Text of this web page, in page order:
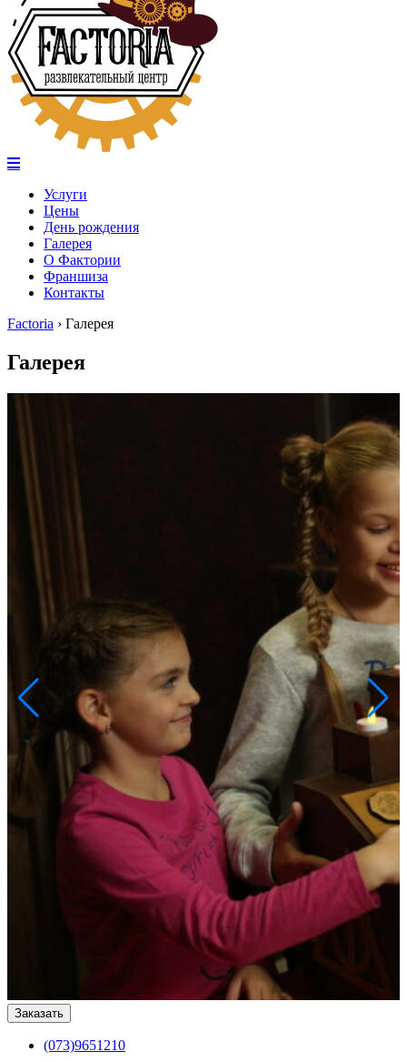
Услуги
Цены
День рождения
Галерея
О Фактории
Франшиза
Контакты
Factoria › Галерея
Галерея
Заказать
(073)9651210